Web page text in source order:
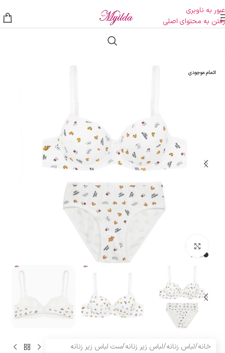
عبور به ناوبری
رفتن به محتوای اصلی
اتمام موجودی
بزرگنمایی تصویر
خانه/لباس زنانه/لباس زیر زنانه/ست لباس زیر زنانه